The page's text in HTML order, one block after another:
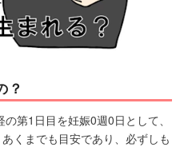
？
第1日目を妊娠0週0日として、
くまでも目安であり、必ずしも